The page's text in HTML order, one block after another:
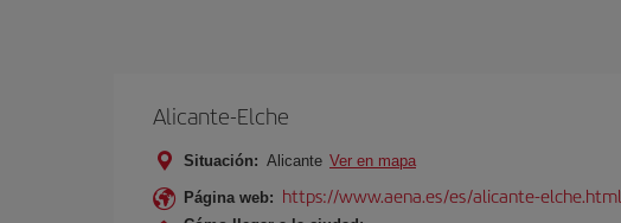
Alicante-Elche
Situación: Alicante Ver en mapa
Página web: https://www.aena.es/es/alicante-elche.html